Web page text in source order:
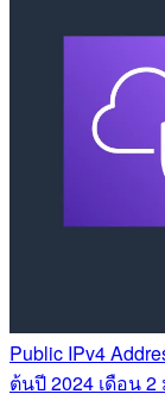
Public IPv4
ต้นปี 2024 เดือน